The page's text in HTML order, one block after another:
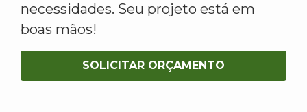
necessidades. Seu projeto está em
boas mãos!
SOLICITAR ORÇAMENTO